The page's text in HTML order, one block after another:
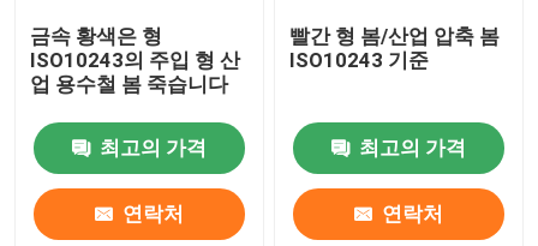
금속 황색은 형
ISO10243의 주입 형 산
업 용수철 봄 죽습니다
최고의 가격
연락처
빨간 형 봄/산업 압축 봄
ISO10243 기준
최고의 가격
연락처